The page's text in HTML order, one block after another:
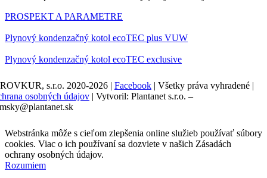
PROSPEKT A PARAMETRE
Plynový kondenzačný kotol ecoTEC plus VUW
Plynový kondenzačný kotol ecoTEC exclusive
s.r.o. 2020-2026 | Facebook | Všetky práva vyhradené |
osobných údajov | Vytvoril: Plantanet s.r.o. –
Webstránka môže s cieľom zlepšenia online služieb používať súbory
cookies. Viac o ich používaní sa dozviete v našich Zásadách
ochrany osobných údajov.
Rozumiem